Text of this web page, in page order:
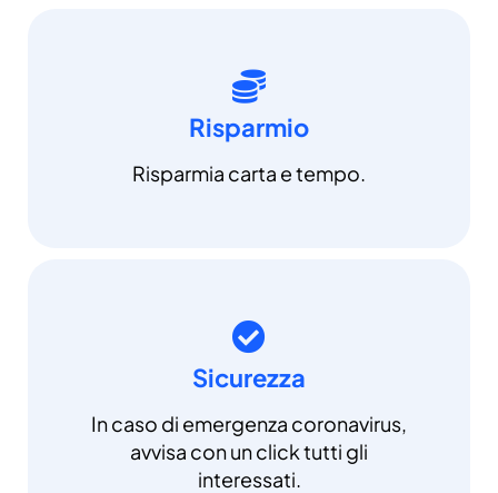
Risparmio
Risparmia carta e tempo.
Sicurezza
In caso di emergenza coronavirus,
avvisa con un click tutti gli
interessati.